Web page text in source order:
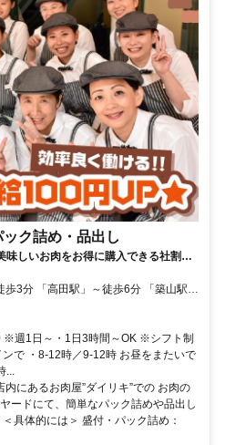
ク詰め・品出し
味しいお肉をお得に購入できる社割制
！シフト相談もOK！
※週1日～・1日3時間～OK ※シフト制
ンで ・8-12時／9-12時 お昼をまたいで
...
にあるお肉屋”ダイリキ”での お肉の
ードにて、簡単なパック詰めや品出し
具体的には＞ 盛付・パック詰め：